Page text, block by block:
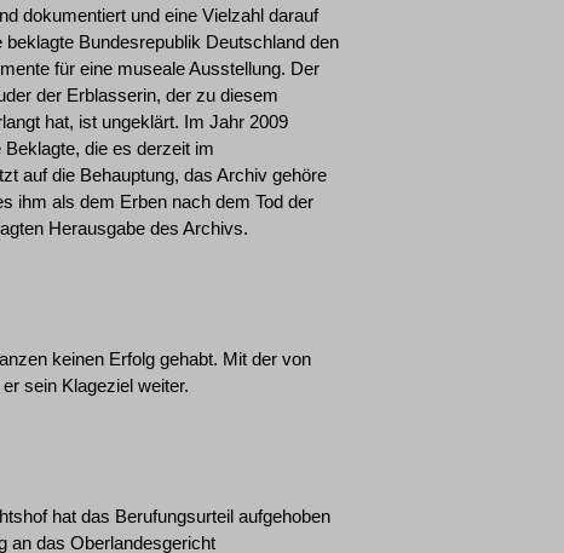
dokumentiert und eine Vielzahl darauf
Bundesrepublik Deutschland den
für eine museale Ausstellung. Der
der Erblasserin, der zu diesem
hat, ist ungeklärt. Im Jahr 2009
die es derzeit im
auf die Behauptung, das Archiv gehöre
ihm als dem Erben nach dem Tod der
Herausgabe des Archivs.
keinen Erfolg gehabt. Mit der von
sein Klageziel weiter.
hat das Berufungsurteil aufgehoben
an das Oberlandesgericht